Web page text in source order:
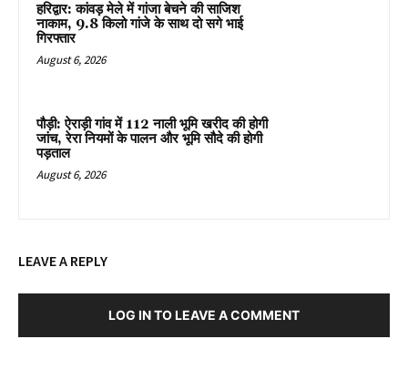
हरिद्वार: कांवड़ मेले में गांजा बेचने की साजिश
नाकाम, 9.8 किलो गांजे के साथ दो सगे भाई
गिरफ्तार
August 6, 2026
पौड़ी: ऐराड़ी गांव में 112 नाली भूमि खरीद की होगी
जांच, रेरा नियमों के पालन और भूमि सौदे की होगी
पड़ताल
August 6, 2026
LEAVE A REPLY
LOG IN TO LEAVE A COMMENT